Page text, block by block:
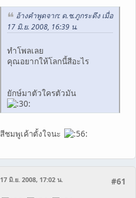
อ้างคำพูดจาก: ด.ช.ภูกระดึง เมื่อ
17 มิ.ย. 2008, 16:39 น.
ทำโพลเลย
คุณอยากให้โลกนี้สีอะไร
ยักษ์มาตัวใครตัวมัน
สีชมพูเค้าตั้งใจนะ
#61
17 มิ.ย. 2008, 17:02 น.